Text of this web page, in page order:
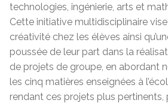
technologies, ingénierie, arts et
Cette initiative multidisciplinaire
créativité chez les élèves ainsi
poussée de leur part dans la
de projets de groupe, en abordant
les cinq matières enseignées à
rendant ces projets plus pertinents,